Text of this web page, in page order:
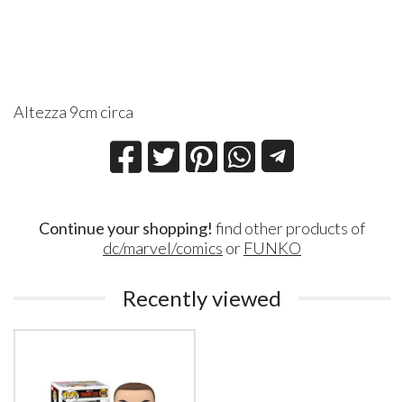
Altezza 9cm circa
Continue your shopping! find other products of
dc/marvel/comics or FUNKO
Recently viewed